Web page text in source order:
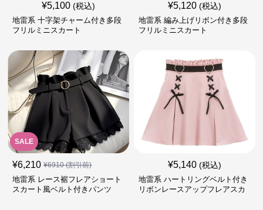
¥5,100 (税込)
地雷系 十字架チャーム付き多段
フリルミニスカート
¥5,120 (税込)
地雷系 編み上げリボン付き多段
フリルミニスカート
SALE
¥6,210 ¥6910(割引前)
地雷系 レース裾フレアショート
スカート風ベルト付きパンツ
¥5,140 (税込)
地雷系 ハートリングベルト付き
リボンレースアップフレアスカ